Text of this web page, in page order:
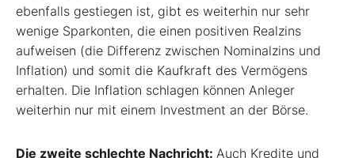
ebenfalls gestiegen ist, gibt es weiterhin nur sehr
wenige Sparkonten, die einen positiven Realzins
aufweisen (die Differenz zwischen Nominalzins und
Inflation) und somit die Kaufkraft des Vermögens
erhalten. Die Inflation schlagen können Anleger
weiterhin nur mit einem Investment an der Börse.
Die zweite schlechte Nachricht: Auch Kredite und